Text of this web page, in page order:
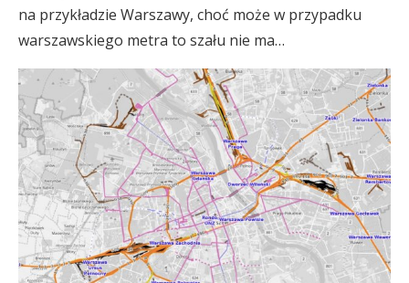
na przykładzie Warszawy, choć może w przypadku
warszawskiego metra to szału nie ma…